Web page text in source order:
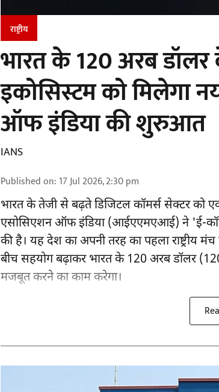
राष्ट्रीय
भारत के 120 अरब
इकोसिस्टम को मिलेगा
ऑफ इंडिया की शुरुआत
IANS
Published on: 17 Jul 2026, 2:30 pm
भारत के तेजी से बढ़ते डिजिटल कॉमर्स सेक्टर को
एसोसिएशन ऑफ इंडिया (आईएएमएआई) ने 'ई-
की है। यह देश का अपनी तरह का पहला राष्ट्रीय
बीच सहयोग बढ़ाकर भारत के 120 अरब डॉलर
मजबूत करने का काम करेगा।